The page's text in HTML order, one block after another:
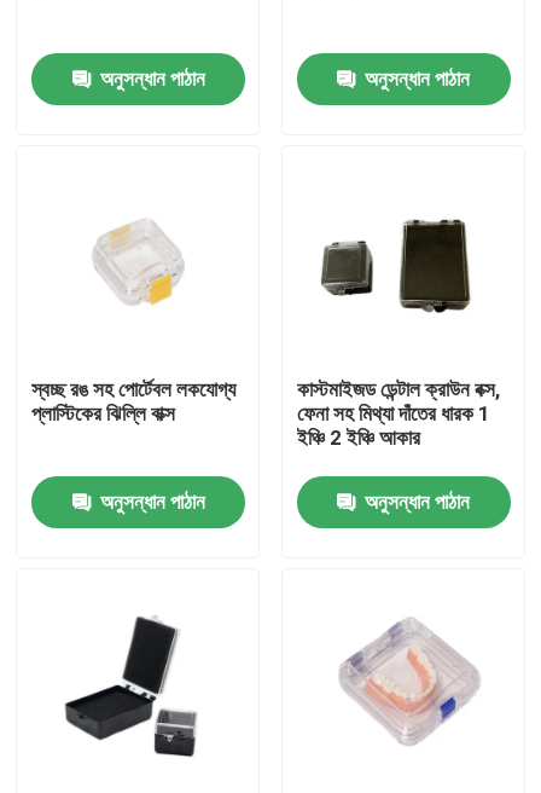
ডেন্টাল ক্রাউন বক্স
ডেন্টাল রিটেইনার বক্স
মিরর সঙ্গে অ্যালাইনার কেস
ডেন্টাল অ্যালাইনার চিউইজ
অনুসন্ধান পাঠান অনুসন্ধান পাঠান
স্বচ্ছ রঙ সহ পোর্টেবল লকযোগ্য
প্লাস্টিকের ঝিল্লি বাক্স
অনুসন্ধান পাঠান
কাস্টমাইজড ডেন্টাল ক্রাউন বক্স,
ফেনা সহ মিথ্যা দাঁতের ধারক 1
ইঞ্চি 2 ইঞ্চি আকার
অনুসন্ধান পাঠান